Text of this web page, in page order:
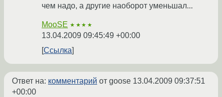
чем надо, а другие наоборот уменьшал...
MooSE ★★★★
13.04.2009 09:45:49 +00:00
Ссылка
Ответ на: комментарий от goose 13.04.2009 09:37:51
+00:00